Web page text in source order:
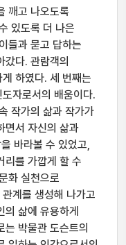
깨고 나오도록
있도록 더 나은
들과 묻고 답하는
갔다. 관람객의
하였다. 세 번째는
자로서의 배움이다.
작가의 삶과 작가가
면서 자신의 삶과
바라볼 수 있었고,
리를 가깝게 할 수
화 실천으로
계를 생성해 나가고
삶에 유용하게
박물관 도슨트의